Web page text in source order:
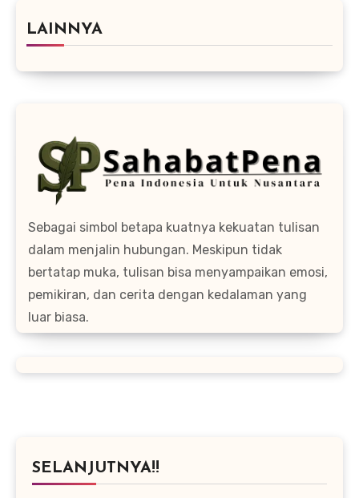
LAINNYA
Sebagai simbol betapa kuatnya kekuatan tulisan
dalam menjalin hubungan. Meskipun tidak
bertatap muka, tulisan bisa menyampaikan emosi,
pemikiran, dan cerita dengan kedalaman yang
luar biasa.
SELANJUTNYA!!